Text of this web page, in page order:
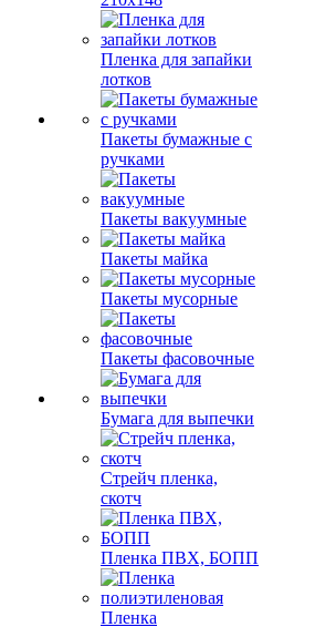
Пленка для запайки
лотков
Пакеты бумажные с
ручками
Пакеты вакуумные
Пакеты майка
Пакеты мусорные
Пакеты фасовочные
Бумага для выпечки
Стрейч пленка,
скотч
Пленка ПВХ, БОПП
Пленка